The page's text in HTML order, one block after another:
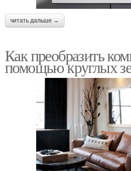
читать дальше →
Как преобразить
помощью круглых